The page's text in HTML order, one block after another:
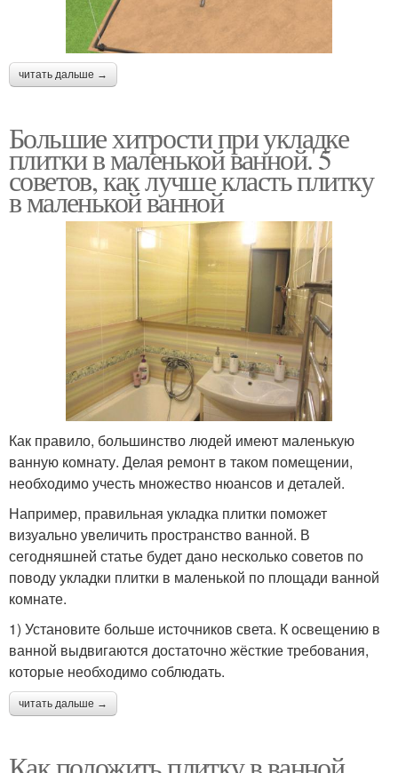
читать дальше →
Большие хитрости при укладке
плитки в маленькой ванной. 5
советов, как лучше класть плитку
в маленькой ванной
Как правило, большинство людей имеют маленькую
ванную комнату. Делая ремонт в таком помещении,
необходимо учесть множество нюансов и деталей.
Например, правильная укладка плитки поможет
визуально увеличить пространство ванной. В
сегодняшней статье будет дано несколько советов по
поводу укладки плитки в маленькой по площади ванной
комнате.
1) Установите больше источников света. К освещению в
ванной выдвигаются достаточно жёсткие требования,
которые необходимо соблюдать.
читать дальше →